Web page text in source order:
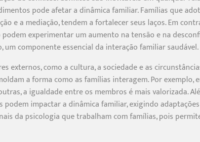
pode afetar a dinâmica familiar. Famílias que
e a mediação, tendem a fortalecer seus laços. Em
experimentar um aumento na tensão e na
componente essencial da interação familiar saudável.
como a cultura, a sociedade e as
a forma como as famílias interagem. Por exemplo,
a igualdade entre os membros é mais valorizada.
podem impactar a dinâmica familiar, exigindo
da psicologia que trabalham com famílias, pois